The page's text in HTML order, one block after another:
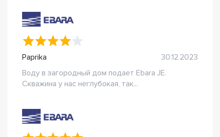
Paprika
30.12.2023
Воду в загородный дом подает Ebara JE.
Скважина у нас неглубокая, так...